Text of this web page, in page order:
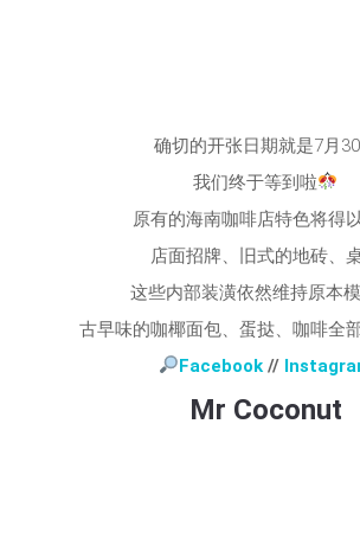
确切的开张日期就是7月
我们终于等到啦
原有的海南咖啡店特色将得
店面招牌、旧式的地砖、
这些内部装潢依然维持原本
古早味的咖椰面包、蛋挞、咖啡全
Facebook//
Mr Coconut